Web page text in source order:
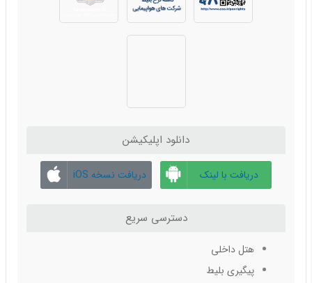
بلیط هواپیما شیراز به مشهد
دانلود اپلیکیشن
دریافت با لینک
دریافت نسخه iOS
دسترسی سریع
هتل داخلی
پیگیری بلیط